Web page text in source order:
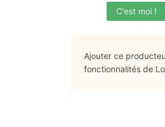
C'est moi !
Ajouter ce
fonctionnalités de